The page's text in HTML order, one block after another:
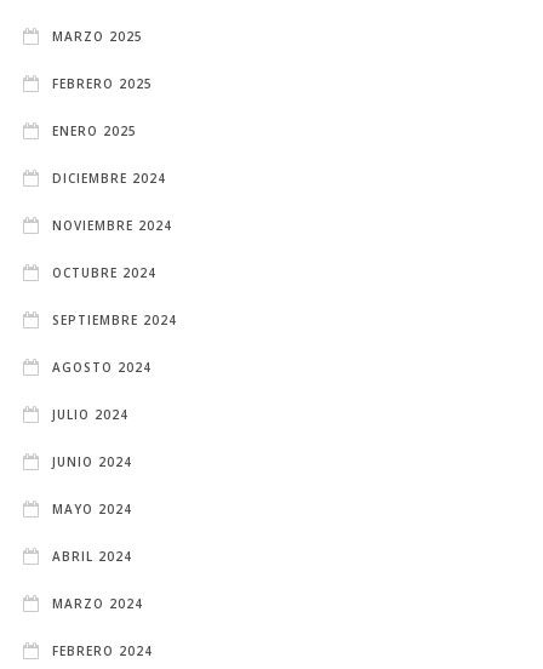
MARZO 2025
FEBRERO 2025
ENERO 2025
DICIEMBRE 2024
NOVIEMBRE 2024
OCTUBRE 2024
SEPTIEMBRE 2024
AGOSTO 2024
JULIO 2024
JUNIO 2024
MAYO 2024
ABRIL 2024
MARZO 2024
FEBRERO 2024